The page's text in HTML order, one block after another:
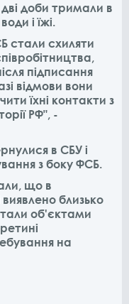
доби тримали в
і їжі.
стали схиляти
підписання
відмови вони
їхні контакти з
РФ", -
в СБУ і
з боку ФСБ.
що в
близько
об'єктами
на